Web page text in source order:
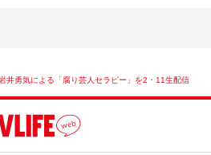
井勇気による「腐り芸人セラピー」を2・11生配信